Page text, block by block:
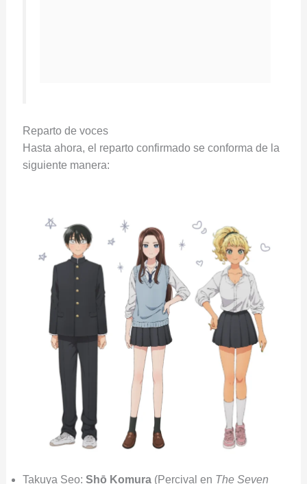
Reparto de voces
Hasta ahora, el reparto confirmado se conforma de la
siguiente manera:
Takuya Seo: Shō Komura(Percival en The Seven